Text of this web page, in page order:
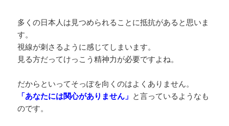
多くの日本人は見つめられることに抵抗があると思いま
す。
視線が刺さるように感じてしまいます。
見る方だってけっこう精神力が必要ですよね。
だからといってそっぽを向くのはよくありません。
「あなたには関心がありません」 と言っているようなも
のです。